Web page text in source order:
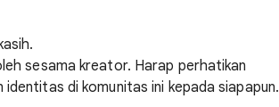
sesama kreator. Harap perhatikan
di komunitas ini kepada siapapun.